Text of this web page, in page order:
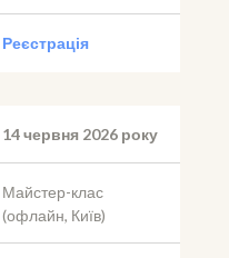
Реєстрація
14 червня 2026 року
Майстер-клас
(офлайн, Київ)